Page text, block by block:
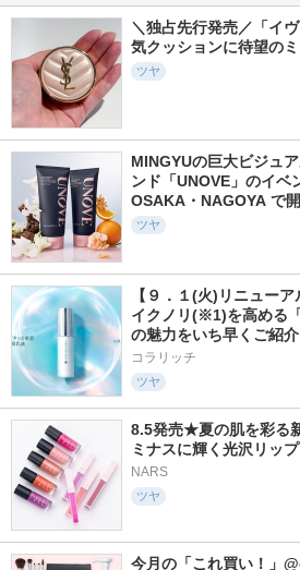
＼独占先行発売／「イ
気クッションに待望の
ツヤ
MINGYUの巨大ビジュ
ンド「UNOVE」のイベ
OSAKA・NAGOYA で
ツヤ
【９．１(火)リニュー
イクノリ(※1)を高める
の魅力をいち早くご紹介
コラリッチ
ツヤ
8.5発売★夏の肌を彩る
ミナスに輝く光沢リッ
NARS
ツヤ
今月の「これ買い！」